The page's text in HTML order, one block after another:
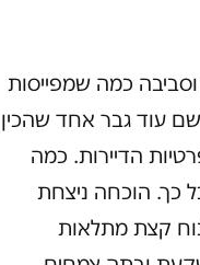
כמה שמפייסות
עוד גבר אחד שהכין
הדיירות. כמה
כך. הוכחה ניצחת
קצת מתלאות